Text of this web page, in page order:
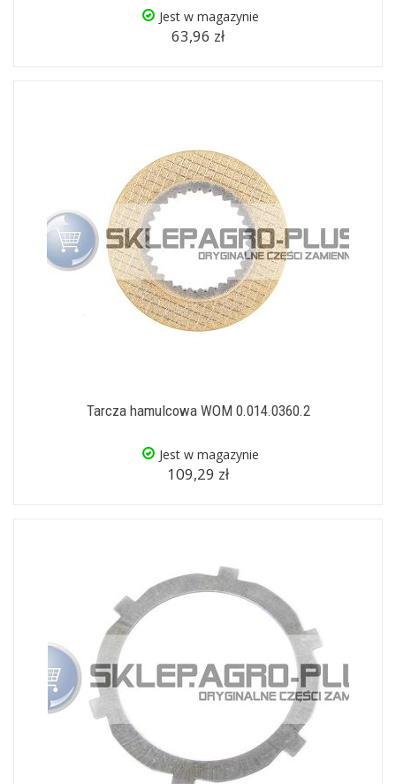
Jest w magazynie
63,96 zł
Tarcza hamulcowa WOM 0.014.0360.2
Jest w magazynie
109,29 zł